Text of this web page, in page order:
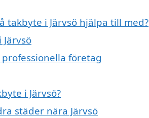
takbyte i Järvsö hjälpa till med?
företag
i Järvsö?
städer nära Järvsö